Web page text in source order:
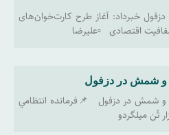
خبرداد: آغاز طرح کارت‌خوان‌های
اقتصادی ▫️علیرضا
تُن ميلگرد و شمش در دزفول 📌فرمانده انتظامي